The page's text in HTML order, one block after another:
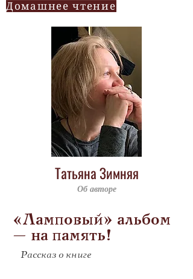
Домашнее чтение
Татьяна Зимняя
Об авторе
«Ламповый» альбом
– на память!
Рассказ о книге